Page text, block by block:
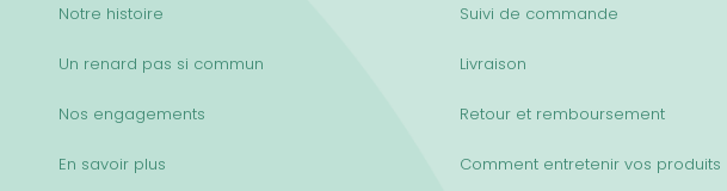
Notre histoire
Un renard pas si commun
Nos engagements
En savoir plus
Suivi de commande
Livraison
Retour et remboursement
Comment entretenir vos produits